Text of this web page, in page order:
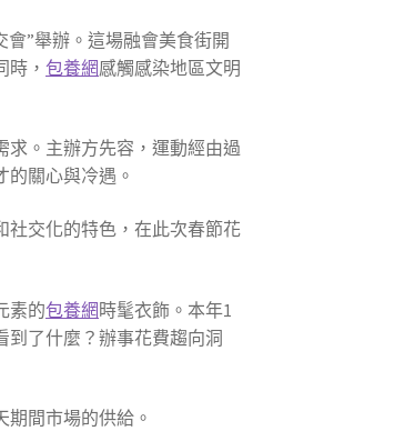
”舉辦。這場融會美食街開
時，包養網感觸感染地區文明
求。主辦方先容，運動經由過
關心與冷遇。
社交化的特色，在此次春節花
素的包養網時髦衣飾。本年1
到了什麼？辦事花費趨向洞
期間市場的供給。